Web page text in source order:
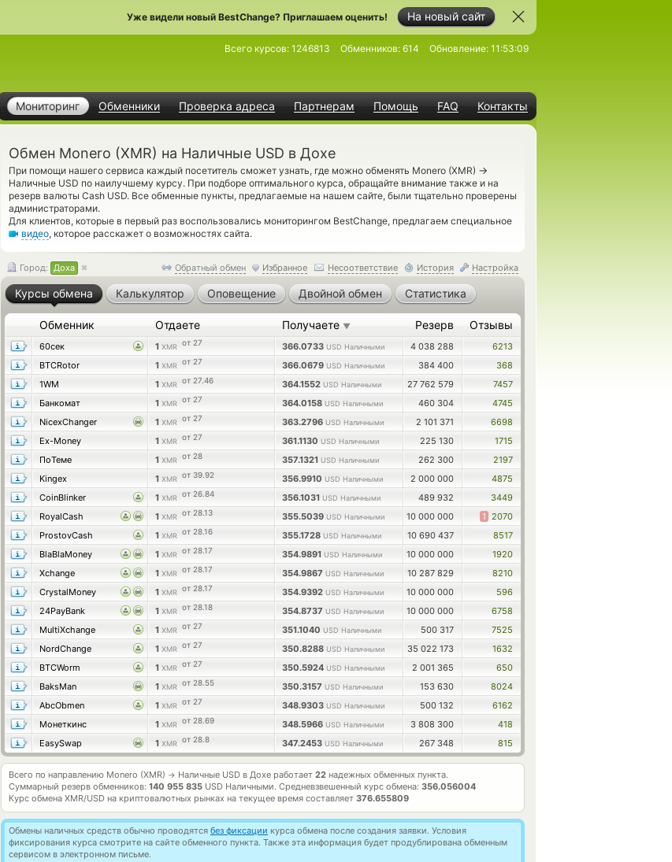
На новый сайт
Уже видели новый BestChange? Приглашаем оценить!
Мониторинг Обменники Проверка адреса Партнерам Помощь FAQ Контакты
Всего курсов: 1246813 Обменников: 614 Обновление: 11:53:09
Обмен Monero (XMR) на Наличные USD в Дохе
При помощи нашего сервиса каждый посетитель сможет узнать, где можно обменять Monero (XMR) →
Наличные USD по наилучшему курсу. При подборе оптимального курса, обращайте внимание также и на
резерв валюты Cash USD. Все обменные пункты, предлагаемые на нашем сайте, были тщательно проверены
администраторами.
Для клиентов, которые в первый раз воспользовались мониторингом BestChange, предлагаем специальное
видео, которое расскажет о возможностях сайта.
Обратный обмен Избранное Несоответствие История Настройка
Город: Доха
Курсы обмена Калькулятор Оповещение Двойной обмен Статистика
Обменник Отдаете Получаете ▼ Резерв Отзывы
60сек 1 XMR от 27 366.0733 USD Наличными 4 038 288
6213
BTCRotor
1 XMR от 27 366.0679 USD Наличными 384 400
368
1WM
1 XMR от 27.46 364.1552 USD Наличными 27 762 579
7457
Банкомат
1 XMR от 27 364.0158 USD Наличными 460 304
4745
NicexChanger
1 XMR от 27 363.2796 USD Наличными 2 101 371
6698
Ex-Money
1 XMR от 27 361.1130 USD Наличными 225 130
1715
ПоТеме
1 XMR от 28 357.1321 USD Наличными 262 300
2197
Kingex
1 XMR от 39.92 356.9910 USD Наличными 2 000 000
4875
CoinBlinker
1 XMR от 26.84 356.1031 USD Наличными 489 932
3449
RoyalCash
1 XMR от 28.13 355.5039 USD Наличными 10 000 000 1 2070
ProstovCash
1 XMR от 28.16 355.1728 USD Наличными 10 690 437
8517
BlaBlaMoney
1 XMR от 28.17 354.9891 USD Наличными 10 000 000
1920
Xchange
1 XMR от 28.17 354.9867 USD Наличными 10 287 829
8210
CrystalMoney
1 XMR от 28.17 354.9392 USD Наличными 10 000 000
596
24PayBank
1 XMR от 28.18 354.8737 USD Наличными 10 000 000
6758
MultiXchange
1 XMR от 27 351.1040 USD Наличными 500 317
7525
NordChange
1 XMR от 27 350.8288 USD Наличными 35 022 173
1632
BTCWorm
1 XMR от 27 350.5924 USD Наличными 2 001 365
650
BaksMan
1 XMR от 28.55 350.3157 USD Наличными 153 630
8024
AbcObmen
1 XMR от 27 348.9303 USD Наличными 500 132
6162
Монеткинс
1 XMR от 28.69 348.5966 USD Наличными 3 808 300
418
EasySwap
1 XMR от 28.8 347.2453 USD Наличными 267 348 815
Всего по направлению Monero (XMR) → Наличные USD в Дохе работает 22 надежных обменных пункта.
Суммарный резерв обменников: 140 955 835 USD Наличными. Средневзвешенный курс обмена: 356.056004
Курс обмена XMR/USD на криптовалютных рынках на текущее время составляет 376.655809
Обмены наличных средств обычно проводятся без фиксации курса обмена после создания заявки. Условия
фиксирования курса смотрите на сайте обменного пункта. Также эта информация будет продублирована обменным
сервисом в электронном письме.